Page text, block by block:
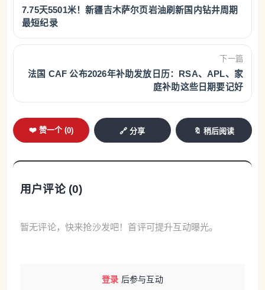
发费用由申请人承担，领取正式电子身份证时须交还
市政当局。该临时文件可用于出国旅行，但部分外国
可能不予承认。各地市长可在2027年12月31日前为有
紧急出行需求且无护照等有效证件的市民签发此文
件。此外，旧版纸质身份证在意大利境内仍可用于公
共服务、社保、银行交易等用途，直至2027年1月31
日或自然过期。
《2026年商业扫描观察报告》，意大利约67.4万家企
析采用基于人工智能的评估模型，预测企业未来12个
7.75天5501米！新疆吉木萨尔页岩油刷新国内钻井周期
最短纪录
下一篇
法国 CAF 公布2026年补助发放日历：RSA、APL、家
庭补助这些日期要记好
❤️ 赞一个 (0) 🔗 分享 🔖 稍后阅读
用户评论 (0)
暂无评论，快来抢沙发吧！首评可提升互动曝光。
登录 后参与互动